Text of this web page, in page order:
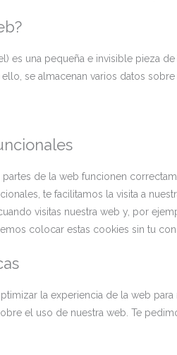
es una pequeña e invisible pieza
se almacenan varios datos
de la web funcionen
te facilitamos la visita a
visitas nuestra web y, por
colocar estas cookies sin tu
la experiencia de la web
el uso de nuestra web. Te